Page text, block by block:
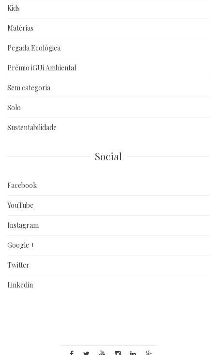
Kids
Matérias
Pegada Ecológica
Prêmio iGUi Ambiental
Sem categoria
Solo
Sustentabilidade
Social
Facebook
YouTube
Instagram
Google +
Twitter
Linkedin